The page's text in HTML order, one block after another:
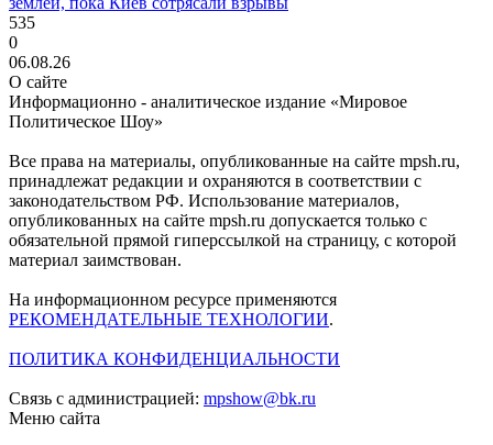
535
0
06.08.26
О сайте
Информационно - аналитическое издание «Мировое
Политическое Шоу»
Все права на материалы, опубликованные на сайте mpsh.ru,
принадлежат редакции и охраняются в соответствии с
законодательством РФ. Использование материалов,
опубликованных на сайте mpsh.ru допускается только с
обязательной прямой гиперссылкой на страницу, с которой
материал заимствован.
На информационном ресурсе применяются
РЕКОМЕНДАТЕЛЬНЫЕ ТЕХНОЛОГИИ.
ПОЛИТИКА КОНФИДЕНЦИАЛЬНОСТИ
Связь с администрацией: mpshow@bk.ru
Меню сайта